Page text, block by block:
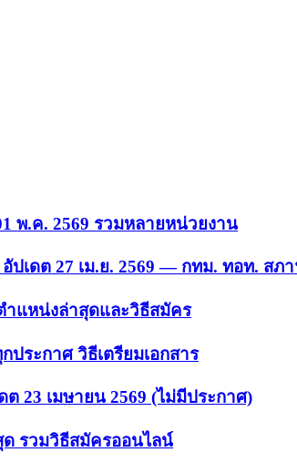
พ.ค. 2569 รวมหลายหน่วยงาน
ปเดต 27 เม.ย. 2569 — กทม. ทอท. สภ
ำแหน่งล่าสุดและวิธีสมัคร
ประกาศ วิธีเตรียมเอกสาร
23 เมษายน 2569 (ไม่มีประกาศ)
ด รวมวิธีสมัครออนไลน์